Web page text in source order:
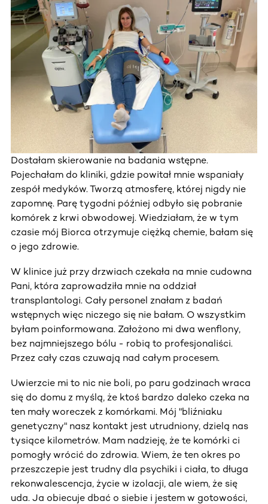
Dostałam skierowanie na badania wstępne.
Pojechałam do kliniki, gdzie powitał mnie wspaniały
zespół medyków. Tworzą atmosferę, której nigdy nie
zapomnę. Parę tygodni później odbyło się pobranie
komórek z krwi obwodowej. Wiedziałam, że w tym
czasie mój Biorca otrzymuje ciężką chemie, bałam się
o jego zdrowie.
W klinice już przy drzwiach czekała na mnie cudowna
Pani, która zaprowadziła mnie na oddział
transplantologi. Cały personel znałam z badań
wstępnych więc niczego się nie bałam. O wszystkim
byłam poinformowana. Założono mi dwa wenflony,
bez najmniejszego bólu - robią to profesjonaliści.
Przez cały czas czuwają nad całym procesem.
Uwierzcie mi to nic nie boli, po paru godzinach wraca
się do domu z myślą, że ktoś bardzo daleko czeka na
ten mały woreczek z komórkami. Mój "bliźniaku
genetyczny" nasz kontakt jest utrudniony, dzielą nas
tysiące kilometrów. Mam nadzieję, że te komórki ci
pomogły wrócić do zdrowia. Wiem, że ten okres po
przeszczepie jest trudny dla psychiki i ciała, to długa
rekonwalescencja, życie w izolacji, ale wiem, że się
uda. Ja obiecuje dbać o siebie i jestem w gotowości,